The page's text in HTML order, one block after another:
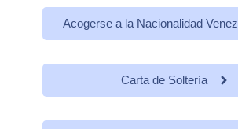
Acogerse a la Nacionalidad
Carta de Soltería